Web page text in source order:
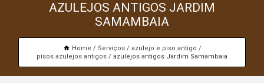
AZULEJOS ANTIGOS JARDIM
SAMAMBAIA
Home Serviços
azulejo e piso antigo
pisos azulejos antigos
azulejos antigos Jardim Samambaia